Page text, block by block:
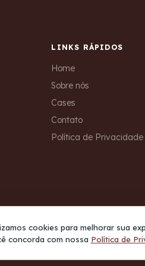
LINKS RÁPIDOS
Home
Sobre nós
Cases
Contato
Política de Privacidade
cookies para melhorar sua
concorda com nossa Política de